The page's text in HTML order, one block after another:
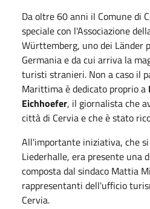
Da oltre 60 anni il Comune di
speciale con l'Associazione
Württemberg, uno dei Länder
Germania e da cui arriva la
turisti stranieri. Non a caso il
Marittima è dedicato proprio a
Eichhoefer, il giornalista che
città di Cervia e che è stato
All'importante iniziativa, che
Liederhalle, era presente una
composta dal sindaco Mattia
rappresentanti dell'ufficio
Cervia.